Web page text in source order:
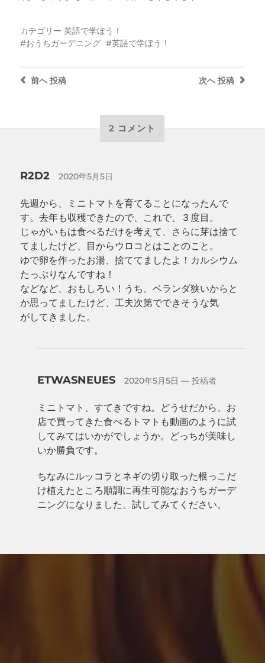
カテゴリー 英語で学ぼう！
おうちガーデニング
英語で学ぼう！
次へ 投稿
前へ投稿
2 コメント
R2D2 2020年5月5日
先週から、ミニトマトを育てることになったんで
す。去年も収穫できたので、これで、３度目。
じゃがいもは食べるだけを考えて、さらに芽は捨て
てましたけど、目からウロコとはことのこと。
ゆで卵を作ったお湯、捨ててましたよ！カルシウム
たっぷりなんですね！
などなど、おもしろい！うち、ベランダ狭いからと
か思ってましたけど、工夫次第でできそうな気
がしてきました。
ETWASNEUES 2020年5月5日 — 投稿者
ミニトマト、すてきですね。どうせだから、お
店で買ってきた食べるトマトも動画のように試
してみてはいかがでしょうか。どっちが美味し
いか勝負です。
ちなみにルッコラとネギの切り取った根っこだ
け植えたところ順調に再生可能なおうちガーデ
ニングになりました。試してみてください。